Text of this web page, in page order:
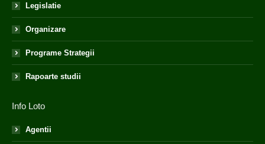
Legislatie
Organizare
Programe Strategii
Rapoarte studii
Info Loto
Agentii